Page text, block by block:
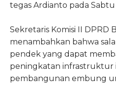
tegas Ardianto pada
Sekretaris Komisi II DPRD
menambahkan bahwa
pendek yang dapat
peningkatan infrastruktur
pembangunan embung